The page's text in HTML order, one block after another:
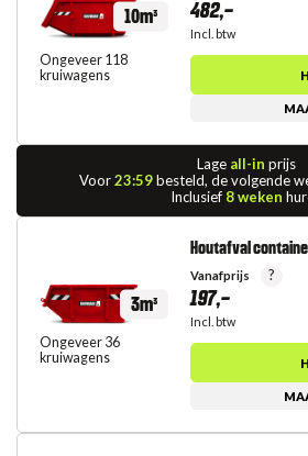
10m³
Ongeveer 118
kruiwagens
482,-
Incl. btw
Lage all-in prijs
Voor23:59besteld, de volgende
Inclusief 8 weken
3m³
Ongeveer 36
kruiwagens
Houtafval
Vanafprijs ?
197,-
Incl. btw